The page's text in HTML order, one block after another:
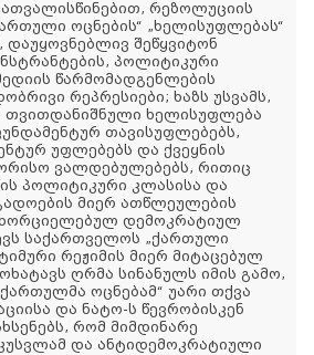
რეზოლუციის
ოცნების“ „ხელისუფლებას“
შეწყვიტონ
პოლიტიკური
წარმომადგენლების
რეპრესიები; ხაზს უსვამს,
ხელისუფლება
თავისუფლებებს,
უფლებებს და ქვეყნის
ვალდებულებებს, რითიც
პოლიტიკური კლასისა და
მიერ ათწლეულების
დემოკრატიულ
საქართველოს „ქართული
რეჟიმის მიერ მიტაცებულ
ღრმა სინანულს იმის გამო,
ოცნებამ“ უარი თქვა
და ნატო-ს წევრობისკენ
რომ მიმდინარე
და ანტიდემოკრატიული